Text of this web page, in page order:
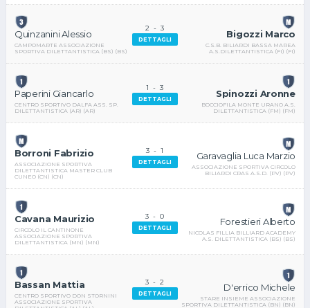
Quinzanini Alessio
CAMPOMARTE ASSOCIAZIONE
SPORTIVA DILETTANTISTICA (BS) (BS)
2 -3
DETTAGLI
Bigozzi Marco
C.S.B. BILIARDI BASSA MAREA
A.S.DILETTANTISTICA (FI) (FI)
Paperini Giancarlo
CENTRO SPORTIVO DALFA ASS. SP.
DILETTANTISTICA (AR) (AR)
1 -3
DETTAGLI
Spinozzi Aronne
BOCCIOFILA MONTE URANO A.S.
DILETTANTISTICA (FM) (FM)
Borroni Fabrizio
ASSOCIAZIONE SPORTIVA
DILETTANTISTICA MASTER CLUB
CUNEO (CN) (CN)
3 -1
DETTAGLI
Garavaglia Luca Marzio
ASSOCIAZIONE SPORTIVA CIRCOLO
BILIARDI CRAS A.S.D. (PV) (PV)
Cavana Maurizio
CIRCOLO IL CANTINONE
ASSOCIAZIONE SPORTIVA
DILETTANTISTICA (MN) (MN)
3 -0
DETTAGLI
Forestieri Alberto
NICOLAS FILLIA BILLIARD ACADEMY
A.S. DILETTANTISTICA (BS) (BS)
Bassan Mattia
CENTRO SPORTIVO DON STORNINI
ASSOCIAZIONE SPORTIVA
3 -2
DETTAGLI
D'errico Michele
STARE INSIEME ASSOCIAZIONE
SPORTIVA DILETTANTISTICA (BN) (BN)